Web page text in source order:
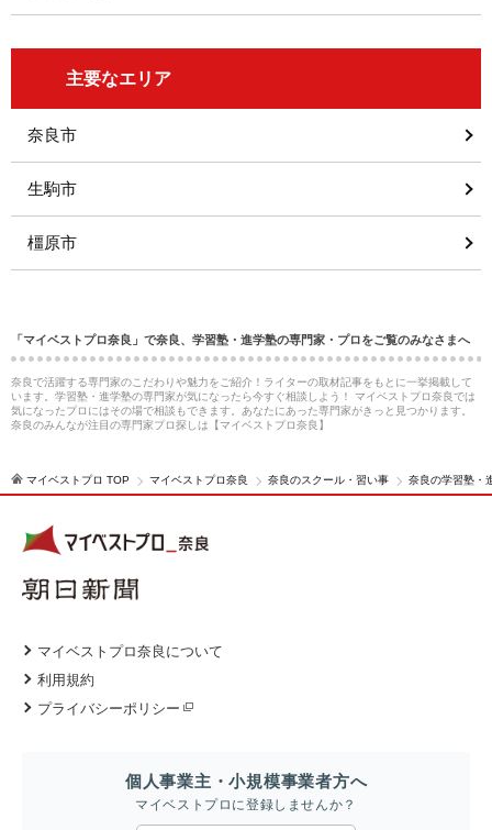
主要なエリア
奈良市
生駒市
橿原市
「マイベストプロ奈良」で奈良、学習塾・進学塾の専門家・プロをご覧のみなさまへ
奈良で活躍する専門家のこだわりや魅力をご紹介！ライターの取材記事をもとに一挙掲載して
います。学習塾・進学塾の専門家が気になったら今すぐ相談しよう！ マイベストプロ奈良では
気になったプロにはその場で相談もできます。あなたにあった専門家がきっと見つかります。
奈良のみんなが注目の専門家プロ探しは【マイベストプロ奈良】
マイベストプロ TOP マイベストプロ奈良 奈良のスクール・習い事 奈良の学習塾・
マイベストプロ奈良について
利用規約
プライバシーポリシー
個人事業主・小規模事業者方へ
マイベストプロに登録しませんか？